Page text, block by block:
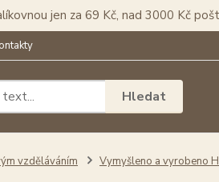
jen za 69 Kč, nad 3000 Kč
Hledat
vzděláváním Vymyšleno a vyrobeno